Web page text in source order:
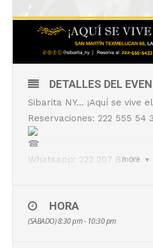
more
DETALLES DEL
Sibarita NY… ¡Aquí se vive
Reservaciones: 222 555 54
Whatsapp: 222 207 83 09
Calle San Martín
HORA
(SABADO) 8:30 pm - 10:30 pm